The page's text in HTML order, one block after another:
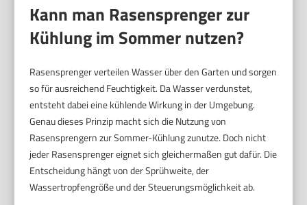
Kann man Rasensprenger zur
Kühlung im Sommer nutzen?
Rasensprenger verteilen Wasser über den Garten und sorgen
so für ausreichend Feuchtigkeit. Da Wasser verdunstet,
entsteht dabei eine kühlende Wirkung in der Umgebung.
Genau dieses Prinzip macht sich die Nutzung von
Rasensprengern zur Sommer-Kühlung zunutze. Doch nicht
jeder Rasensprenger eignet sich gleichermaßen gut dafür. Die
Entscheidung hängt von der Sprühweite, der
Wassertropfengröße und der Steuerungsmöglichkeit ab.